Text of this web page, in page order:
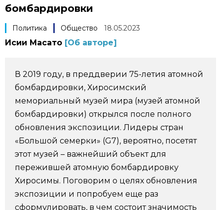
Разделы
Люди
Политика
Экономика
Общество
Культура
Жизнь
Популярные статьи
Японский калейдоскоп
Семья
Еда и напитки
бомбардировки
Политика Общество 18.05.2023
Исии Масато [Об авторе]
В 2019 году, в преддверии 75-летия атомной
бомбардировки, Хиросимский
мемориальный музей мира (музей атомной
бомбардировки) открылся после полного
обновления экспозиции. Лидеры стран
«Большой семерки» (G7), вероятно, посетят
этот музей – важнейший объект для
пережившей атомную бомбардировку
Хиросимы. Поговорим о целях обновления
экспозиции и попробуем еще раз
сформулировать, в чем состоит значимость